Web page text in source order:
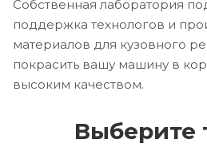
Собственная лаборатория
поддержка технологов и
материалов для кузовного
покрасить вашу машину в
высоким качеством.
Выберите